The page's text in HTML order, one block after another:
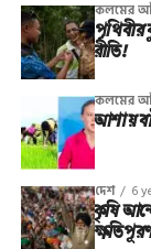
কলমের
পৃথিবীর
রীতি!
কলমের
আশায়
দেশ 6
কৃষি